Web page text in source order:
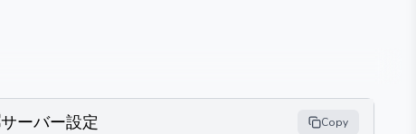
サーバー設定 Copy